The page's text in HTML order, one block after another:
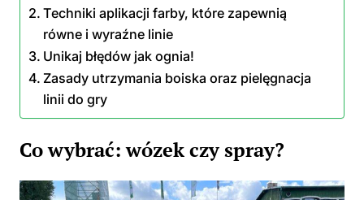
Techniki aplikacji farby, które zapewnią
równe i wyraźne linie
Unikaj błędów jak ognia!
Zasady utrzymania boiska oraz pielęgnacja
linii do gry
Co wybrać: wózek czy spray?